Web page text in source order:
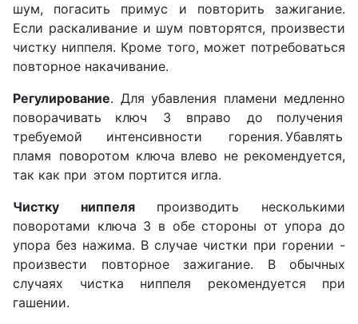
шум, погасить при­мус и повторить зажигание.
Если раскаливание и шум повторятся, произвести
чистку ниппеля. Кроме того, мо­жет потребоваться
повторное накачивание.
Регулирование. Для убавления пламени медленно
поворачивать ключ 3 вправо до получения
требуемой интенсивности горения. Убавлять
пламя поворотом ключа влево не рекомендуется,
так как при этом пор­тится игла.
Чистку ниппеляпроизводить несколькими
поворота­ми ключа 3 в обе стороны от упора до
упора без на­жима. В случае чистки при горении -
произвести повторное зажигание. В обычных
случаях чистка нип­пеля рекомендуется при
гашении.